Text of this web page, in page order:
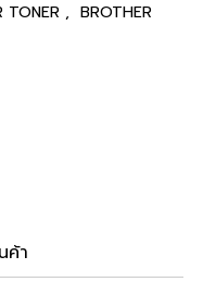
TONER , BROTHER
า